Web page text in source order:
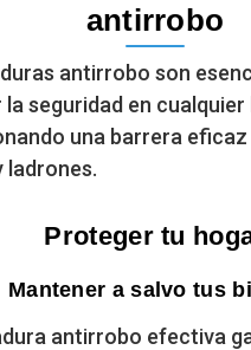
antirrobo
antirrobo son
seguridad en cualquier
una barrera
ladrones.
Proteger tu
Mantener a salvo tus
antirrobo efectiva